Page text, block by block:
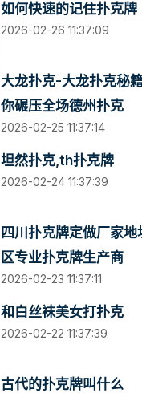
如何快速的记住扑克牌
2026-02-26 11:37:09
大龙扑克-大龙扑克秘
你碾压全场德州扑克
2026-02-25 11:37:14
坦然扑克,th扑克牌
2026-02-24 11:37:39
四川扑克牌定做厂家
区专业扑克牌生产商
2026-02-23 11:37:11
和白丝袜美女打扑克
2026-02-22 11:37:39
古代的扑克牌叫什么